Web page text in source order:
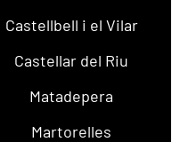
Castellbell i el Vilar
Castellar del Riu
Matadepera
Martorelles